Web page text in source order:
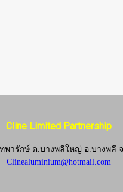
Cline Limited Partnership
พารักษ์ ต.บางพลีใหญ่ อ.บางพลี
Clinealuminium@hotmail.com